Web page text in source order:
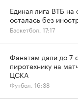
Единая лига ВТБ
осталась без
Баскетбол, 17:17
Фанатам дали до 7
пиротехнику на
ЦСКА
Футбол, 16:38